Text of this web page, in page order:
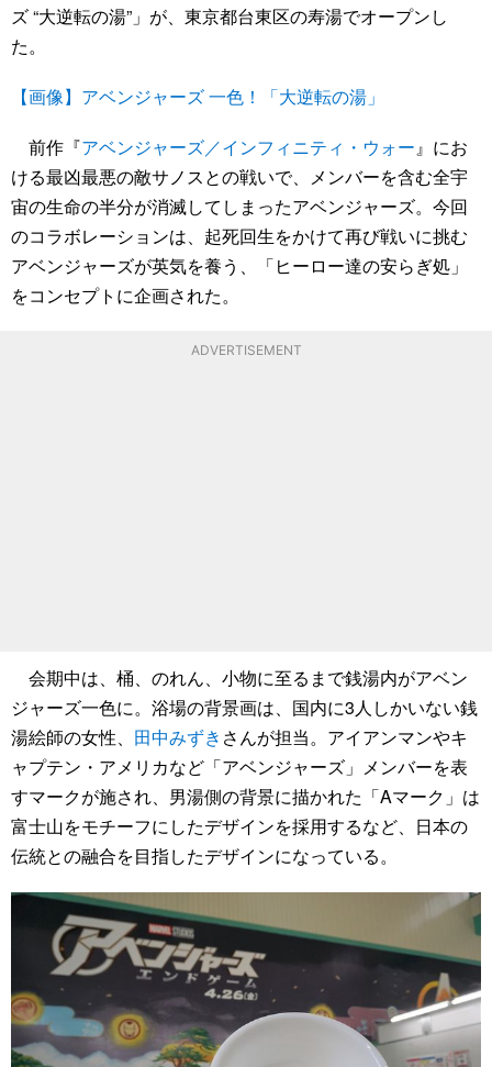
ズ “大逆転の湯”」が、東京都台東区の寿湯でオープンし
た。
【画像】アベンジャーズ 一色！「大逆転の湯」
前作『アベンジャーズ／インフィニティ・ウォー』にお
ける最凶最悪の敵サノスとの戦いで、メンバーを含む全宇
宙の生命の半分が消滅してしまったアベンジャーズ。今回
のコラボレーションは、起死回生をかけて再び戦いに挑む
アベンジャーズが英気を養う、「ヒーロー達の安らぎ処」
をコンセプトに企画された。
ADVERTISEMENT
会期中は、桶、のれん、小物に至るまで銭湯内がアベン
ジャーズ一色に。浴場の背景画は、国内に3人しかいない銭
湯絵師の女性、 田中みずき さんが担当。アイアンマンやキ
ャプテン・アメリカなど「アベンジャーズ」メンバーを表
すマークが施され、男湯側の背景に描かれた「Aマーク」は
富士山をモチーフにしたデザインを採用するなど、日本の
伝統との融合を目指したデザインになっている。